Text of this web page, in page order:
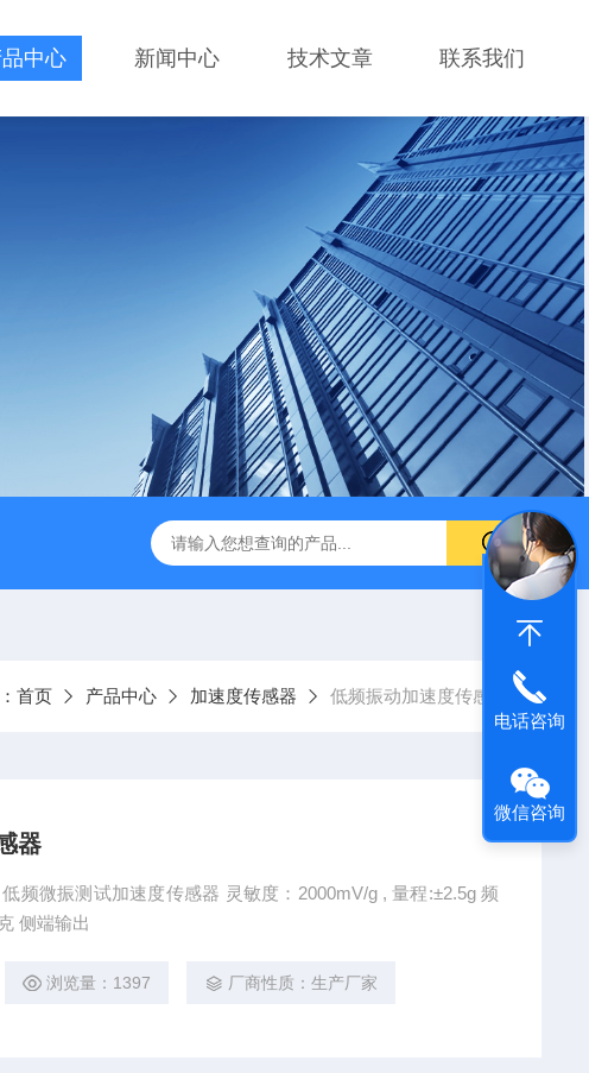
中心 新闻中心 技术文章 联系我们
器 ICP加速度传感器电缆1032-BNC AD001ICP型大冲击加
首页 产品中心 加速度传感器 低频振动加速度传感器
器
频微振测试加速度传感器 灵敏度：2000mV/g , 量程:±2.5g 频
率响应：0.2-3500HZ 重量：46克 侧端输出
浏览量：1397 厂商性质：生产厂家
电话咨询
微信咨询